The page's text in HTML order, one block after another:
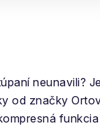
neunavili?
od značky